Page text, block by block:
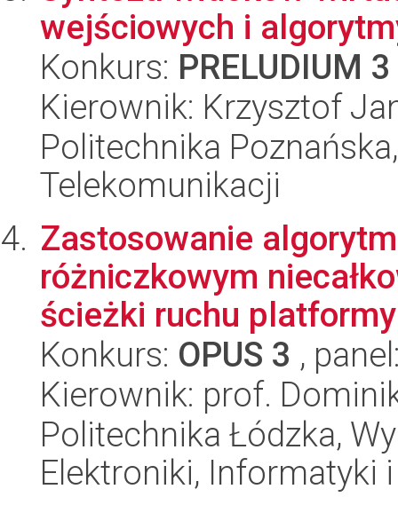
wejściowych i
Konkurs: PRELUDIUM 3
Kierownik: Krzysztof
Politechnika
Telekomunikacji
Zastosowanie
różniczkowym
ścieżki ruchu
Konkurs: OPUS 3 ,
Kierownik: prof.
Politechnika Łódzka,
Elektroniki, Informatyki